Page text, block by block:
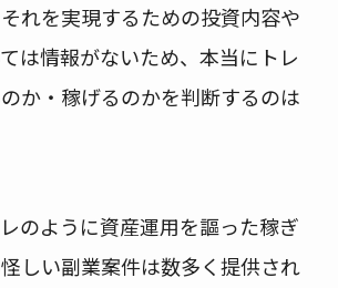
れを実現するための投資内容や
は情報がないため、本当にトレ
か・稼げるのかを判断するのは
のように資産運用を謳った稼ぎ
しい副業案件は数多く提供され